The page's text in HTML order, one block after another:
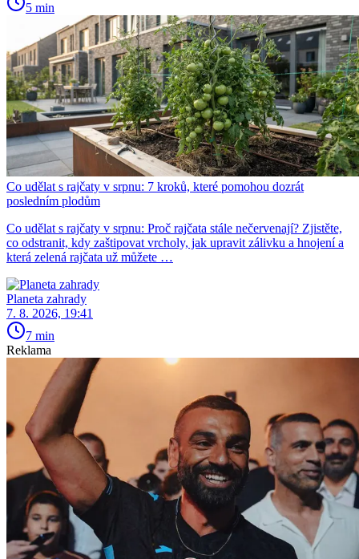
5 min
Co udělat s rajčaty v srpnu: 7 kroků, které pomohou dozrát
posledním plodům
Co udělat s rajčaty v srpnu: Proč rajčata stále nečervenají? Zjistěte,
co odstranit, kdy zaštipovat vrcholy, jak upravit zálivku a hnojení a
která zelená rajčata už můžete …
Planeta zahrady
7. 8. 2026, 19:41
7 min
Reklama